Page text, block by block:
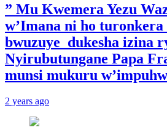
” Mu Kwemera Yezu
w’Imana ni ho turonkera
bwuzuye dukesha izina
Nyirubutungane Papa
munsi mukuru
2 years ago